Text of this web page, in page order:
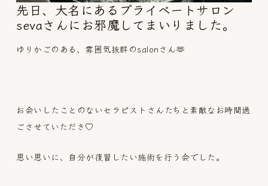
先日、大名にあるプライベートサロン
sevaさんにお邪魔してまいりました。
ゆりかごのある、雰囲気抜群のsalonさん🫶
お会いしたことのないセラピストさんたちと素敵なお時間過
ごさせていただき♡
思い思いに、自分が復習したい施術を行う会でした。